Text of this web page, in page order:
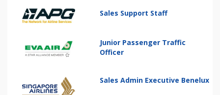
Sales Support Staff
Junior Passenger Traffic
Officer
Sales Admin Executive Benelux